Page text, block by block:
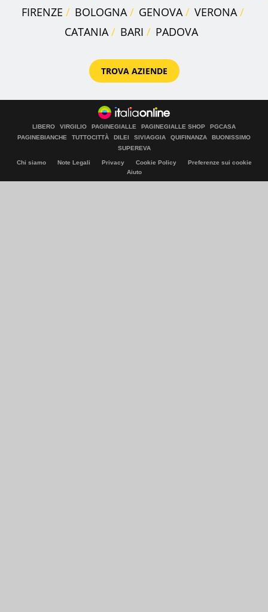
FIRENZE
BOLOGNA GENOVA
VERONA
CATANIA
BARI PADOVA
TROVA AZIENDE
LIBERO VIRGILIO PAGINEGIALLE PAGINEGIALLE SHOP
PGCASA
PAGINEBIANCHE
TUTTOCITTÀ DILEI SIVIAGGIA QUIFINANZA
BUONISSIMO
SUPEREVA
Chi siamo Note Legali Privacy Cookie Policy
Preferenze sui cookie
Aiuto